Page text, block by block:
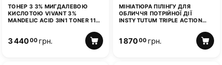
ТОНЕР З 3% МИГДАЛЕВОЮ
КИСЛОТОЮ VIVANT 3%
MANDELIC ACID 3IN1 TONER 115
3 440 00 грн.
МІНІАТЮРА ПІЛІНГУ ДЛЯ
ОБЛИЧЧЯ ПОТРІЙНОЇ ДІЇ
INSTYTUTUM TRIPLE ACTION
1 870 00 грн.